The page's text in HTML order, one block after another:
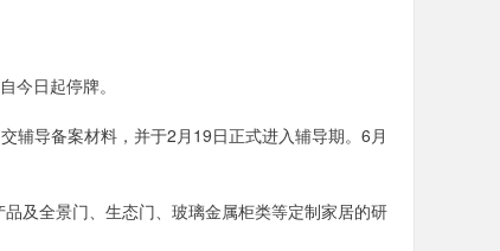
今日起停牌。
辅导备案材料，并于2月19日正式进入辅导期。6月
及全景门、生态门、玻璃金属柜类等定制家居的研